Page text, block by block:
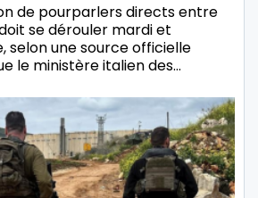
de pourparlers directs entre
se dérouler mardi et
selon une source officielle
le ministère italien des…